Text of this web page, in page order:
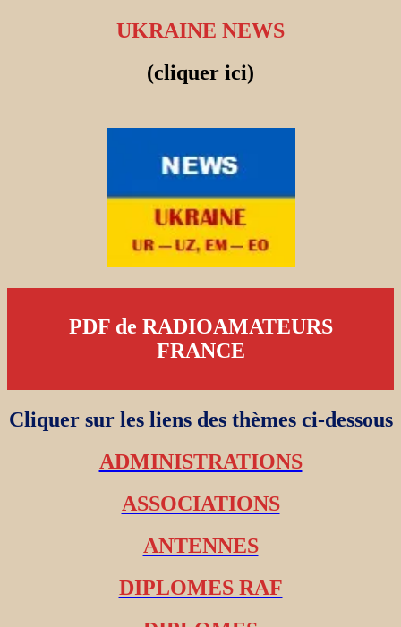
UKRAINE NEWS
(cliquer ici)
PDF de RADIOAMATEURS
FRANCE
Cliquer sur les liens des thèmes ci-dessous
ADMINISTRATIONS
ASSOCIATIONS
ANTENNES
DIPLOMES RAF